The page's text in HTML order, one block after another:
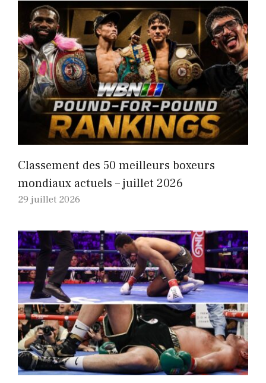
Classement des 50 meilleurs boxeurs
mondiaux actuels – juillet 2026
29 juillet 2026